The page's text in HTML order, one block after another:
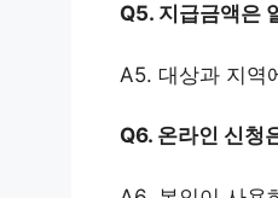
Q5. 지급금액은
A5. 대상과 지역
Q6. 온라인 신청